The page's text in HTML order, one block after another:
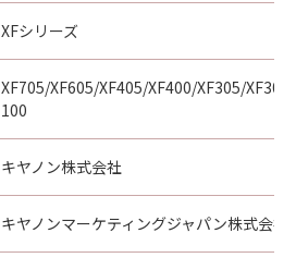
XFシリーズ
XF705/XF605/XF405/XF400/XF305/
100
キヤノン株式会社
キヤノンマーケティングジャパン株式会社